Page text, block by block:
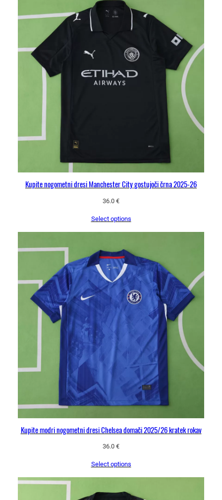
Kupite nogometni dresi Manchester City gostujoči črna 2025-26
36.0 €
Select options
Kupite modri nogometni dresi Chelsea domači 2025/26 kratek rokav
36.0 €
Select options